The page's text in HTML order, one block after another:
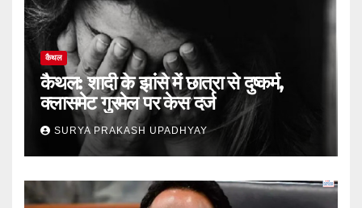
कैथल
कैथल: शादी के झांसे में छात्रा से दुष्कर्म,
क्लासमेट गुरमेल पर केस दर्ज
SURYA PRAKASH UPADHYAY